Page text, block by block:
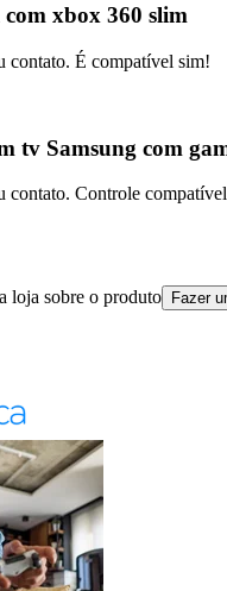
xbox 360 slim
contato. É compatível sim!
tv Samsung com
contato. Controle
loja sobre o produto Fazer